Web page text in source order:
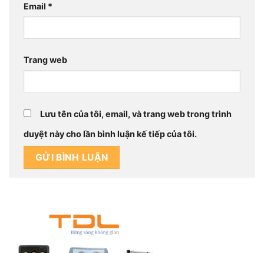
Email *
Trang web
Lưu tên của tôi, email, và trang web trong trình
duyệt này cho lần bình luận kế tiếp của tôi.